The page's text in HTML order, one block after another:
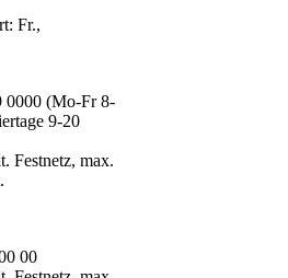
Fr.,
0000 (Mo-Fr 8-
9-20
Festnetz, max.
00